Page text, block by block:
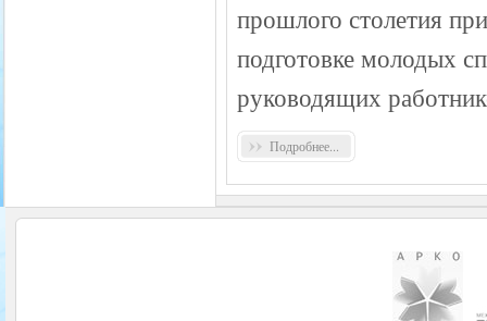
прошлого столетия
подготовке молодых
руководящих
Подробнее...